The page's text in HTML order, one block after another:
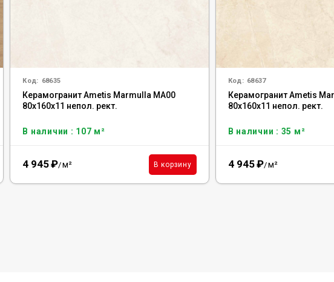
Код: 68635
Керамогранит Ametis Marmulla MA00
80x160x11 непол. рект.
В наличии : 107 м²
4 945₽/м² В корзину
Код: 68637
Керамогранит Ametis
80x160x11 непол. рект.
В наличии : 35 м²
4 945₽/м²